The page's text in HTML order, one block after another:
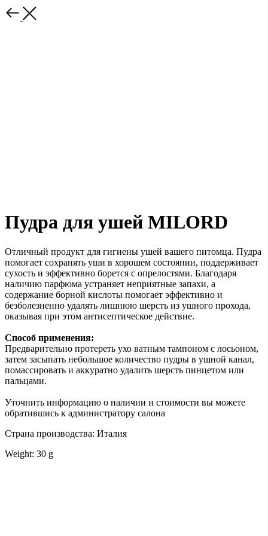
Пудра для ушей MILORD
Отличный продукт для гигиены ушей вашего питомца. Пудра
помогает сохранять уши в хорошем состоянии, поддерживает
сухость и эффективно борется с опрелостями. Благодаря
наличию парфюма устраняет неприятные запахи, а
содержание борной кислоты помогает эффективно и
безболезненно удалять лишнюю шерсть из ушного прохода,
оказывая при этом антисептическое действие.
Способ применения:
Предварительно протереть ухо ватным тампоном с лосьоном,
затем засыпать небольшое количество пудры в ушной канал,
помассировать и аккуратно удалить шерсть пинцетом или
пальцами.
Уточнить информацию о наличии и стоимости вы можете
обратившись к администратору салона
Страна производства: Италия
Weight: 30 g